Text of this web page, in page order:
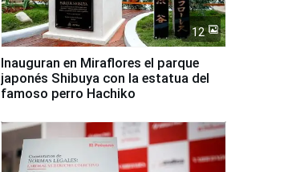
12
Inauguran en Miraflores el parque
japonés Shibuya con la estatua del
famoso perro Hachiko